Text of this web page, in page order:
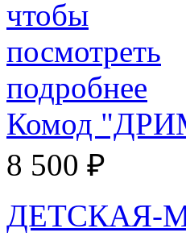
Комод
8 500 ₽
ДЕТСКАЯ-